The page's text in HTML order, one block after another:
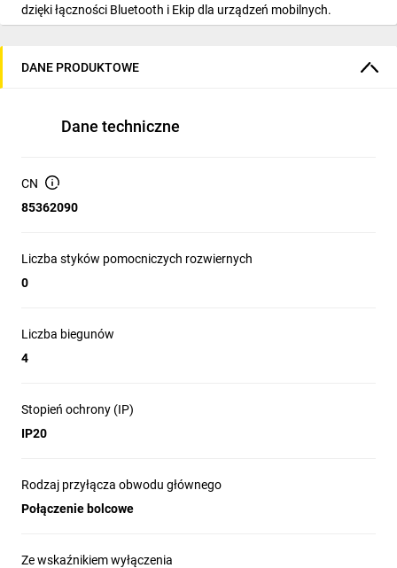
dzięki łączności Bluetooth i Ekip dla urządzeń mobilnych.
Łączność wbudowana w serię SACE Tmax XT łączy smartfony,
platformie chmurowej ABB AbilityTM w czasie rzeczywistym.
DANE PRODUKTOWE
Dane techniczne
CN
85362090
Liczba styków pomocniczych rozwiernych
0
Liczba biegunów
4
Stopień ochrony (IP)
IP20
Rodzaj przyłącza obwodu głównego
Połączenie bolcowe
Ze wskaźnikiem wyłączenia